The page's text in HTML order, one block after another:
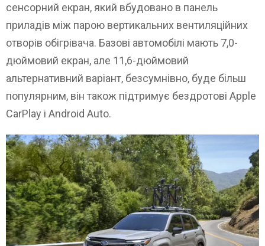
сенсорний екран, який вбудовано в панель
приладів між парою вертикальних вентиляційних
отворів обігрівача. Базові автомобілі мають 7,0-
дюймовий екран, але 11,6-дюймовий
альтернативний варіант, безсумнівно, буде більш
популярним, він також підтримує бездротові Apple
CarPlay і Android Auto.